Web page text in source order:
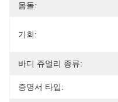
몸돌:
기회:
바디 쥬얼리 종류:
증명서 타입: